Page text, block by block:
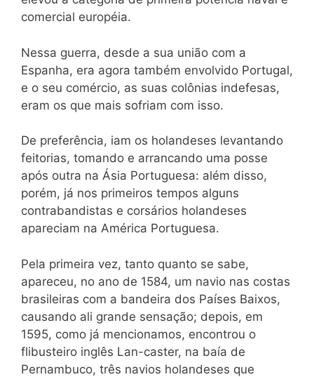
comercial européia.
Nessa guerra, desde a sua união com a
Espanha, era agora também envolvido Portugal,
e o seu comércio, as suas colônias indefesas,
eram os que mais sofriam com isso.
De preferência, iam os holandeses levantando
feitorias, tomando e arrancando uma posse
após outra na Ásia Portuguesa: além disso,
porém, já nos primeiros tempos alguns
contrabandistas e corsários holandeses
apareciam na América Portuguesa.
Pela primeira vez, tanto quanto se sabe,
apareceu, no ano de 1584, um navio nas costas
brasileiras com a bandeira dos Países Baixos,
causando ali grande sensação; depois, em
1595, como já mencionamos, encontrou o
flibusteiro inglês Lan-caster, na baía de
Pernambuco, três navios holandeses que